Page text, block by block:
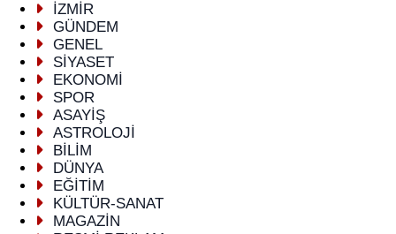
İZMİR
GÜNDEM
GENEL
SİYASET
EKONOMİ
SPOR
ASAYİŞ
ASTROLOJİ
BİLİM
DÜNYA
EĞİTİM
KÜLTÜR-SANAT
MAGAZİN